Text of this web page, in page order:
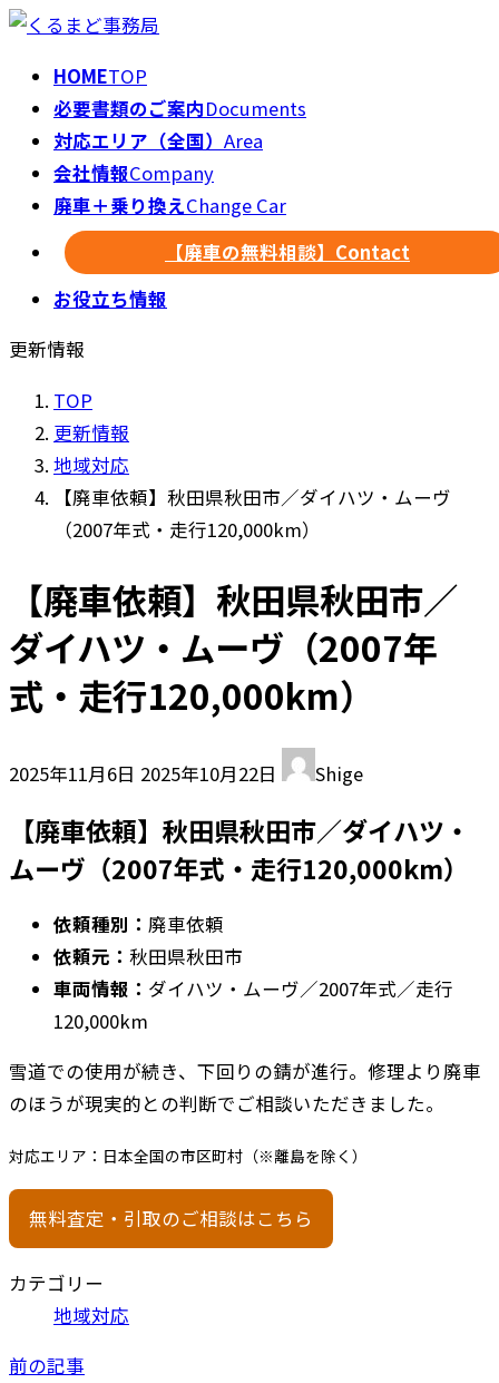
HOMETOP
必要書類のご案内Documents
対応エリア（全国） Area
会社情報Company
廃車＋乗り換えChange Car
【廃車の無料相談】 Contact
お役立ち情報
更新情報
TOP
更新情報
地域対応
【廃車依頼】秋田県秋田市／ダイハツ・ムーヴ
（2007年式・走行120,000km）
【廃車依頼】秋田県秋田市／
ダイハツ・ムーヴ（2007年
式・走行120,000km）
2025年11月6日 最
更
新
時
:
2025年10月22日 Shige
【廃車依頼】秋田県秋田市／ダイハツ・
ムーヴ（2007年式・走行120,000km）
依頼種別： 廃車依頼
依頼元： 秋田県秋田市
車両情報： ダイハツ・ムーヴ／2007年式／走行
120,000km
雪道での使用が続き、下回りの錆が進行。修理より廃車
のほうが現実的との判断でご相談いただきました。
対応エリア：日本全国の市区町村（※離島を除く）
無料査定・引取のご相談はこちら
カテゴリー
地域対応
前の記事